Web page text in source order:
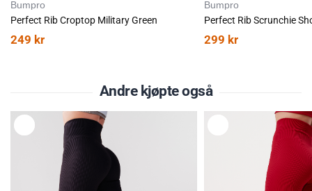
Bumpro
Perfect Rib Croptop Military Green
249 kr
Bumpro
299 kr
Andre kjøpte også